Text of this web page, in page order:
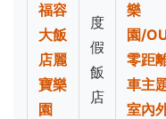
福容
大飯
店麗
寶樂
園
度
假
飯
店
樂
園/
零距
車主
室內